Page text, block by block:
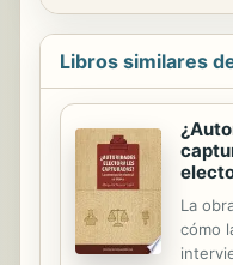
Libros similares
La
cómo